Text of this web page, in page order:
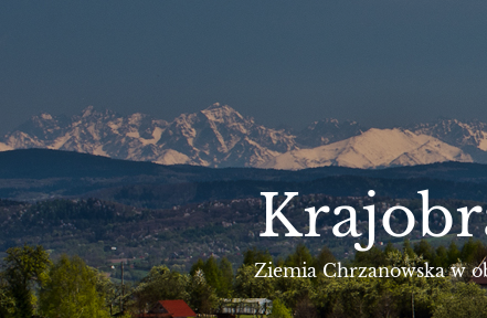
Ziemia Chrzanowska w